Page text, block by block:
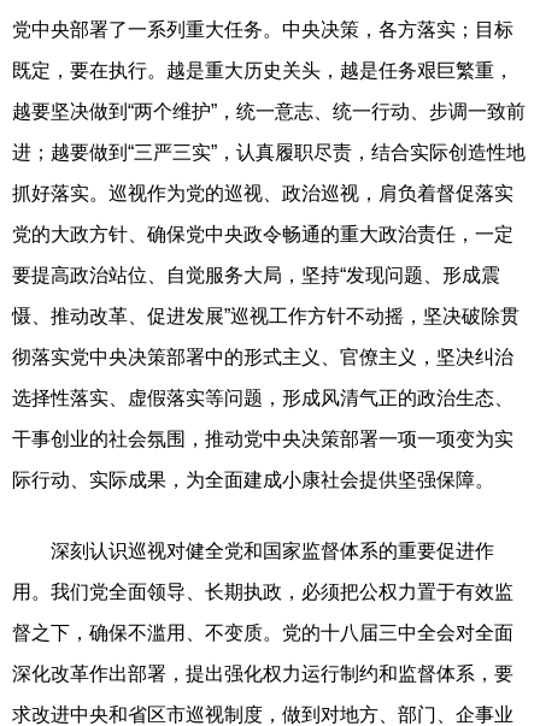
党中央部署了一系列重大任务。中央决策，各方落实；目标
既定，要在执行。越是重大历史关头，越是任务艰巨繁重，
越要坚决做到“两个维护”，统一意志、统一行动、步调一致前
进；越要做到“三严三实”，认真履职尽责，结合实际创造性地
抓好落实。巡视作为党的巡视、政治巡视，肩负着督促落实
党的大政方针、确保党中央政令畅通的重大政治责任，一定
要提高政治站位、自觉服务大局，坚持“发现问题、形成震
慑、推动改革、促进发展”巡视工作方针不动摇，坚决破除贯
彻落实党中央决策部署中的形式主义、官僚主义，坚决纠治
选择性落实、虚假落实等问题，形成风清气正的政治生态、
干事创业的社会氛围，推动党中央决策部署一项一项变为实
际行动、实际成果，为全面建成小康社会提供坚强保障。
深刻认识巡视对健全党和国家监督体系的重要促进作
用。我们党全面领导、长期执政，必须把公权力置于有效监
督之下，确保不滥用、不变质。党的十八届三中全会对全面
深化改革作出部署，提出强化权力运行制约和监督体系，要
求改进中央和省区市巡视制度，做到对地方、部门、企事业